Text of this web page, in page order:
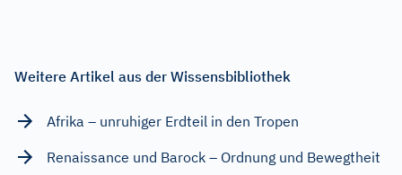
Weitere Artikel aus der Wissensbibliothek
Afrika – unruhiger Erdteil in den Tropen
Renaissance und Barock – Ordnung und Bewegtheit